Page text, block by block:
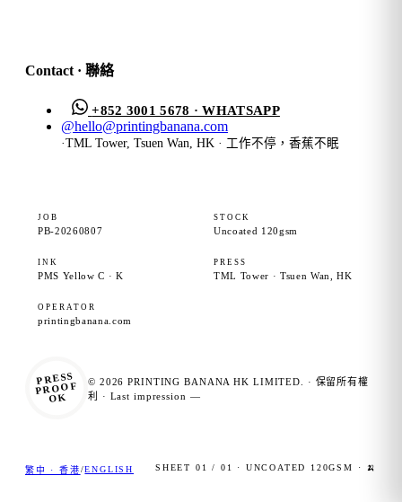
Contact · 聯絡
+852 3001 5678 · WHATSAPP
@hello@printingbanana.com
·TML Tower, Tsuen Wan, HK · 工作不停，香蕉不眠
JOB
PB-20260807
STOCK
Uncoated 120gsm
INK
PMS Yellow C · K
PRESS
TML Tower · Tsuen Wan, HK
OPERATOR
printingbanana.com
PRESS
PROOF
OK
© 2026 PRINTING BANANA HK LIMITED. · 保留所有權
利 · Last impression —
繁中 · 香港/ENGLISH SHEET 01 / 01 · UNCOATED 120GSM · 🍌